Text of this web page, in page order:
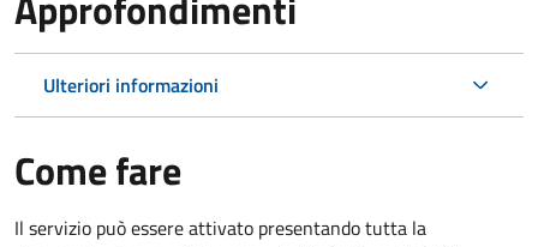
Ulteriori informazioni
Come fare
Il servizio può essere attivato presentando tutta la